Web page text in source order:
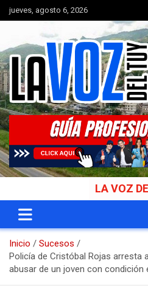
Saltar
al
jueves, agosto 6, 2026
La Voz del Tuy
Portal de noticias
LA VOZ DEL
Inicio
Sucesos
Policía de Cristóbal Rojas arresta
abusar de un joven con condición